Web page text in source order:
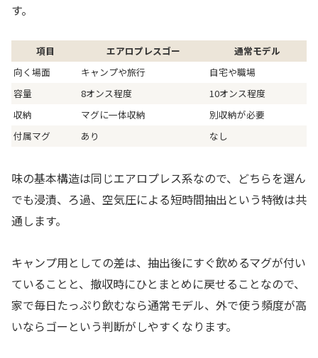
す。
項目 エアロプレスゴー
通常モデル
向く場面
キャンプや旅行
自宅や職場
容量
8オンス程度
10オンス程度
収納
マグに一体収納
別収納が必要
付属マグ
あり なし
味の基本構造は同じエアロプレス系なので、どちらを選ん
でも浸漬、ろ過、空気圧による短時間抽出という特徴は共
通します。
キャンプ用としての差は、抽出後にすぐ飲めるマグが付い
ていることと、撤収時にひとまとめに戻せることなので、
家で毎日たっぷり飲むなら通常モデル、外で使う頻度が高
いならゴーという判断がしやすくなります。